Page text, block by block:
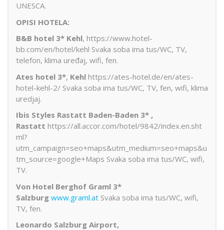
UNESCA.
OPISI HOTELA:
B&B hotel 3* Kehl, https://www.hotel-
bb.com/en/hotel/kehl Svaka soba ima tus/WC, TV,
telefon, klima uređaj, wifi, fen.
Ates hotel 3*, Kehl https://ates-hotel.de/en/ates-
hotel-kehl-2/ Svaka soba ima tus/WC, TV, fen, wifi, klima
uredjaj.
Ibis Styles Rastatt Baden-Baden 3* ,
Rastatt https://all.accor.com/hotel/9842/index.en.sht
ml?
utm_campaign=seo+maps&utm_medium=seo+maps&u
tm_source=google+Maps Svaka soba ima tus/WC, wifi,
TV.
Von Hotel Berghof Graml 3*
Salzburg www.graml.at Svaka soba ima tus/WC, wifi,
TV, fen.
Leonardo Salzburg Airport,